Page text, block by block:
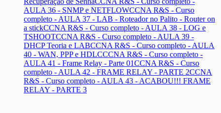
AULA 36 - SNMP e NETFLOWCCNA R&S - Curso
completo - AULA 37 - LAB - Roteador no Palito - Router on
a stickCCNA R&S - Curso completo - AULA 38 - LOG e
TSHOOTCCNA R&S - Curso completo - AULA 39 -
DHCP Teoria e LABCCNA R&S - Curso completo - AULA
40 - WAN, PPP e HDLCCCNA R&S - Curso completo -
AULA 41 - Frame Relay - Parte 01CCNA R&S - Curso
completo - AULA 42 - FRAME RELAY - PARTE 2CCNA
R&S - Curso completo - AULA 43 - ACABOU!!! FRAME
RELAY - PARTE 3